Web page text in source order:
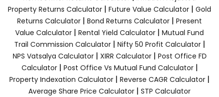
Property Returns Calculator | Future Value Calculator | Gold
Returns Calculator | Bond Returns Calculator | Present
Value Calculator | Rental Yield Calculator | Mutual Fund
Trail Commission Calculator| Nifty 50 Profit Calculator|
NPS Vatsalya Calculator| XIRR Calculator| Post Office FD
Calculator| Post Office Vs Mutual Fund Calculator|
Property Indexation Calculator | Reverse CAGR Calculator |
Average Share Price Calculator | STP Calculator